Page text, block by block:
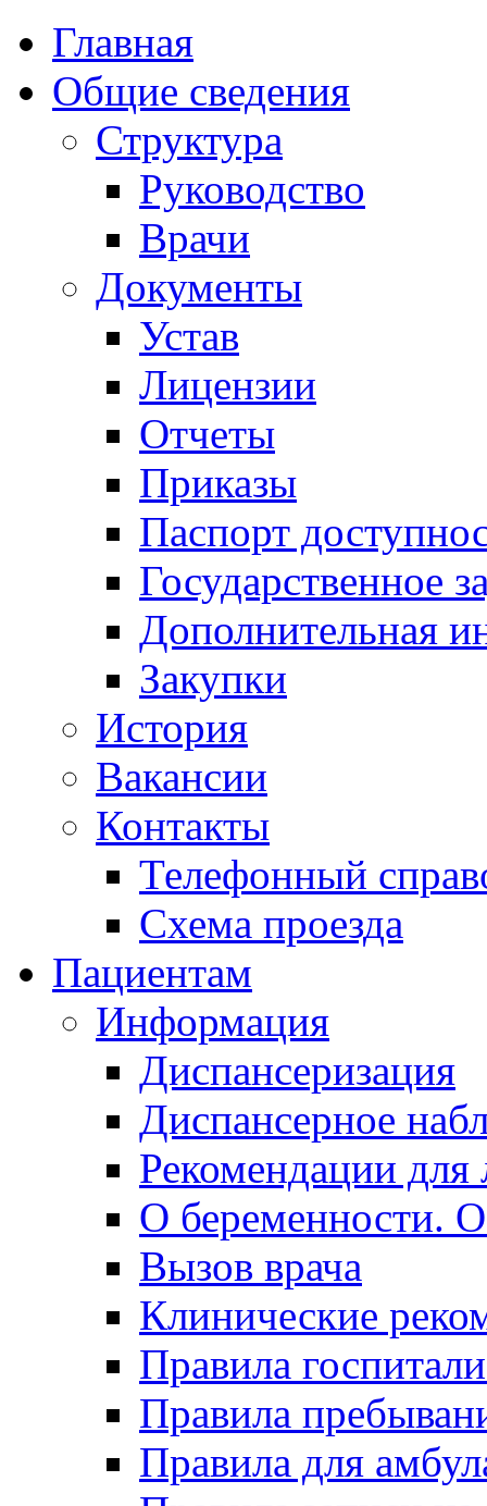
Главная
Общие сведения
Структура
Руководство
Врачи
Документы
Устав
Лицензии
Отчеты
Приказы
Паспорт
Государственное
Дополнительная
Закупки
История
Вакансии
Контакты
Телефонный
Схема проезда
Пациентам
Информация
Диспансеризация
Диспансерное
Рекомендации для
О беременности.
Вызов врача
Клинические
Правила
Правила
Правила для